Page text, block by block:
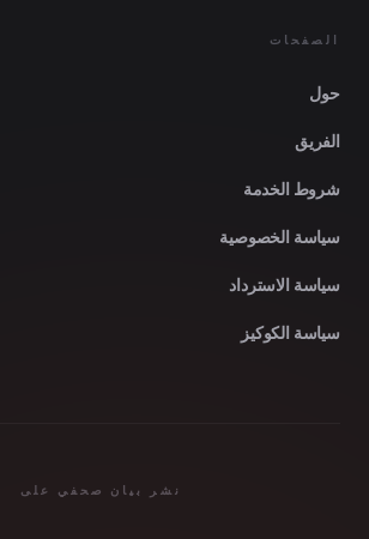
الصفحات
حول
الفريق
شروط الخدمة
سياسة الخصوصية
سياسة الاسترداد
سياسة الكوكيز
نشر بيان صحفي على